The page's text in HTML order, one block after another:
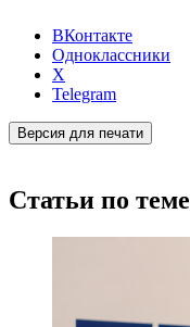
ВКонтакте
Одноклассники
X
Telegram
Версия для печати
Статьи по теме